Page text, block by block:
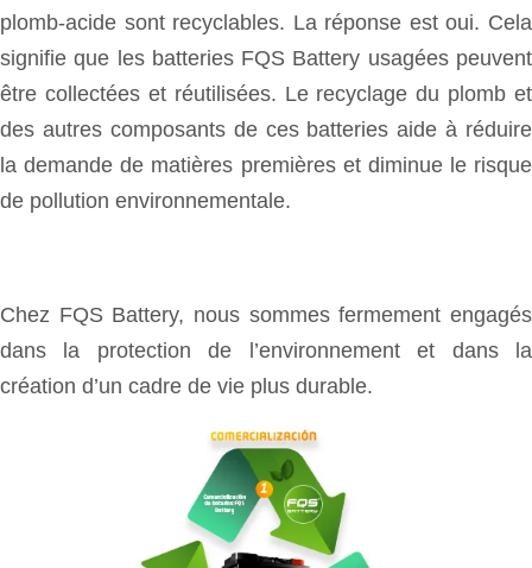
plomb-acide sont recyclables. La réponse est oui. Cela
signifie que les batteries FQS Battery usagées peuvent
être collectées et réutilisées. Le recyclage du plomb et
des autres composants de ces batteries aide à réduire
la demande de matières premières et diminue le risque
de pollution environnementale.
Chez FQS Battery, nous sommes fermement engagés
dans la protection de l’environnement et dans la
création d’un cadre de vie plus durable.